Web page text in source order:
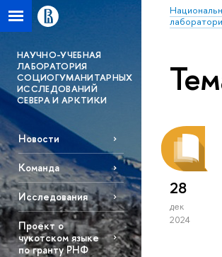
НАУЧНО-УЧЕБНАЯ
ЛАБОРАТОРИЯ
СОЦИОГУМАНИТАРНЫХ
ИССЛЕДОВАНИЙ
СЕВЕРА И АРКТИКИ
Новости
Команда
Исследования
Проект о
чукотском языке
по гранту РНФ
28
дек
2024